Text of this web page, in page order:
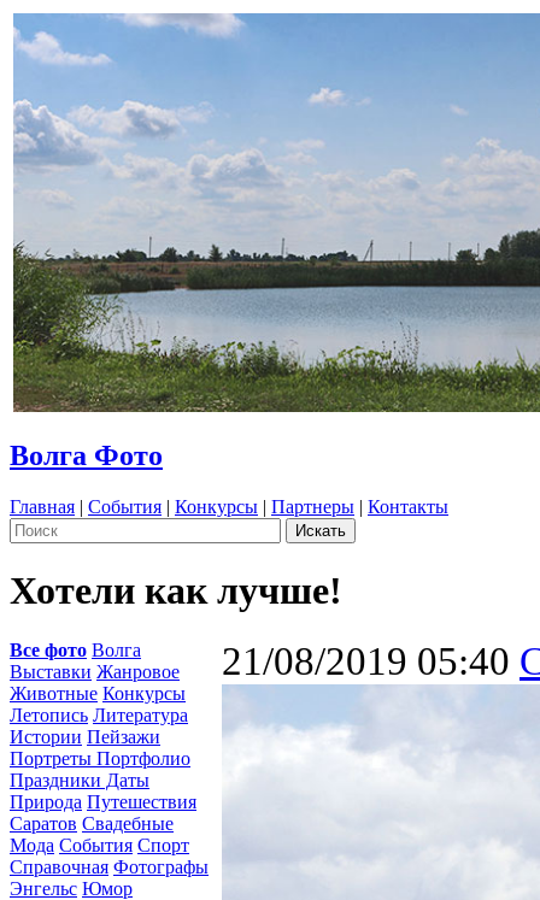
Волга Фото
Главная | События | Конкурсы | Партнеры | Контакты
Хотели как лучше!
Все фото Волга
Выставки Жанровое
Животные Конкурсы
Летопись Литература
Истории Пейзажи
Портреты Портфолио
Праздники Даты
Природа Путешествия
Саратов Свадебные
Мода События Спорт
Справочная Фотографы
Энгельс Юмор
21/08/2019 05:40